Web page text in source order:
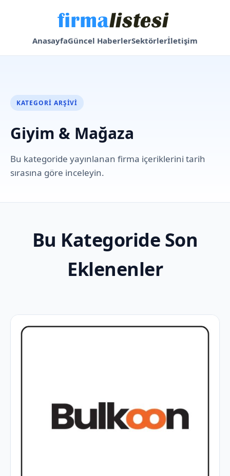
AnasayfaGüncel HaberlerSektörlerİletişim
KATEGORI ARŞIVI
Giyim & Mağaza
Bu kategoride yayınlanan firma içeriklerini tarih
sırasına göre inceleyin.
Bu Kategoride Son
Eklenenler